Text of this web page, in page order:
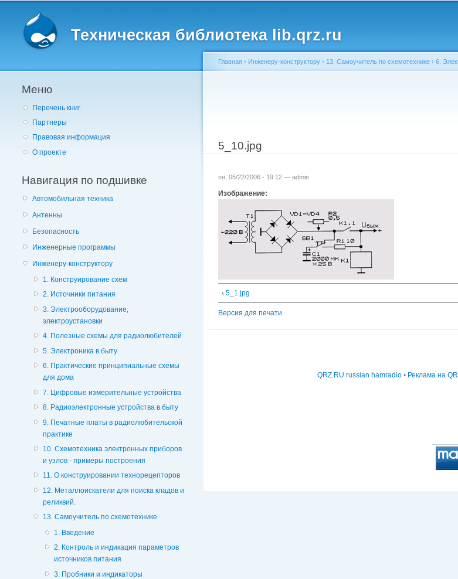
Техническая библиотека lib.qrz.ru
Меню
Перечень книг
Партнеры
Правовая информация
О проекте
Навигация по подшивке
Автомобильная техника
Антенны
Безопасность
Инженерные программы
Инженеру-конструктору
1. Конструирование схем
2. Источники питания
3. Электрооборудование,
электроустановки
4. Полезные схемы для радиолюбителей
5. Электроника в быту
6. Практические принципиальные схемы
для дома
7. Цифровые измерительные устройства
8. Радиоэлектронные устройства в быту
9. Печатные платы в радиолюбительской
практике
10. Схемотехника электронных приборов
и узлов - примеры построения
11. О конструировании технорецепторов
12. Металлоискатели для поиска кладов и
реликвий.
13. Самоучитель по схемотехнике
1. Введение
2. Контроль и индикация параметров
источников питания
3. Пробники и индикаторы
Главная › Инженеру-конструктору › 13. Самоучитель по схемотехнике › 6.
5_10.jpg
пн, 05/22/2006 - 19:12 — admin
Изображение:
‹ 5_1.jpg
Версия для печати
QRZ.RU russian hamradio• Реклама на